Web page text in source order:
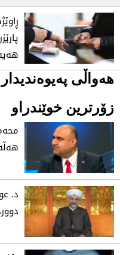
هەواڵی پەیوەندیدار
زۆرترین خوێندراو
د.